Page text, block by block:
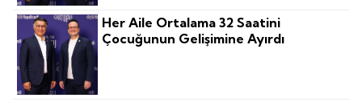
Her Aile Ortalama 32 Saatini
Çocuğunun Gelişimine Ayırdı